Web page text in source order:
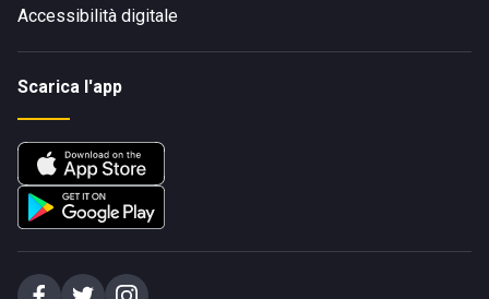
Accessibilità digitale
Scarica l'app